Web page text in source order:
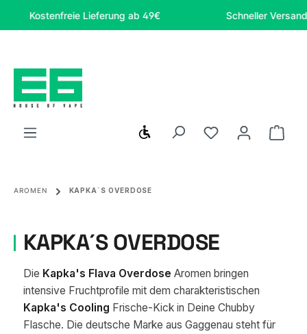
Zum Hauptinhalt springen
Kostenfreie Lieferung ab 49€ Schneller Versand
Werkzeugleiste anzeigen
Du hast 0
AROMEN KAPKA´S OVERDOSE
KAPKA´S OVERDOSE
Die Kapka's Flava Overdose Aromen bringen
intensive Fruchtprofile mit dem charakteristischen
Kapka's Cooling Frische-Kick in Deine Chubby
Flasche. Die deutsche Marke aus Gaggenau steht für